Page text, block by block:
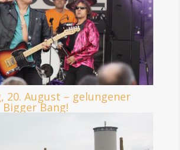
20. August – gelungener
Bang!